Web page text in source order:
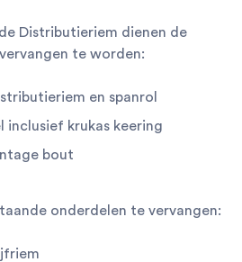
Distributieriem dienen de
te worden:
en spanrol
inclusief krukas keering
bout
onderdelen te vervangen: